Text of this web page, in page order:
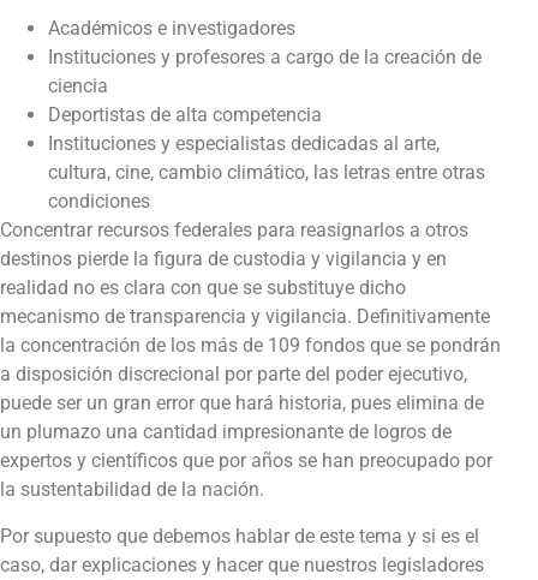
Académicos e investigadores
Instituciones y profesores a cargo de la creación de
ciencia
Deportistas de alta competencia
Instituciones y especialistas dedicadas al arte,
cultura, cine, cambio climático, las letras entre otras
condiciones
Concentrar recursos federales para reasignarlos a otros
destinos pierde la figura de custodia y vigilancia y en
realidad no es clara con que se substituye dicho
mecanismo de transparencia y vigilancia. Definitivamente
la concentración de los más de 109 fondos que se pondrán
a disposición discrecional por parte del poder ejecutivo,
puede ser un gran error que hará historia, pues elimina de
un plumazo una cantidad impresionante de logros de
expertos y científicos que por años se han preocupado por
la sustentabilidad de la nación.
Por supuesto que debemos hablar de este tema y si es el
caso, dar explicaciones y hacer que nuestros legisladores